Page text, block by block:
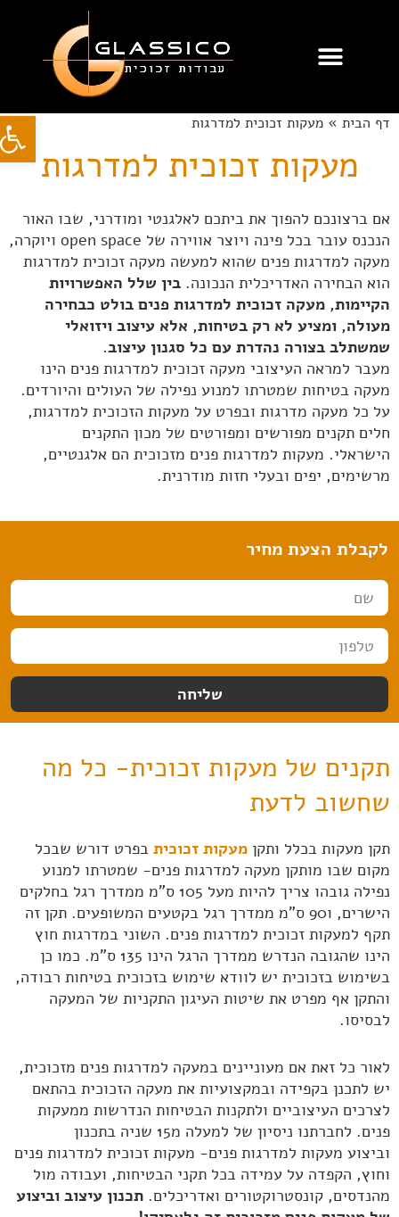
דף הבית» מעקות זכוכית למדרגות
מעקות זכוכית למדרגות
אם ברצונכם להפוך את ביתכם לאלגנטי ומודרני, שבו האור
הנכנס עובר בכל פינה ויוצר אווירה של open space ויוקרה,
מעקה למדרגות פנים שהוא למעשה מעקה זכוכית למדרגות
הוא הבחירה האדריכלית הנכונה. בין שלל האפשרויות
הקיימות, מעקה זכוכית למדרגות פנים בולט כבחירה
מעולה, ומציע לא רק בטיחות, אלא עיצוב ויזואלי
שמשתלב בצורה נהדרת עם כל סגנון עיצוב.
מעבר למראה העיצובי מעקה זכוכית למדרגות פנים הינו
מעקה בטיחות שמטרתו למנוע נפילה של העולים והיורדים.
על כל מעקה מדרגות ובפרט על מעקות הזכוכית למדרגות,
חלים תקנים מפורשים ומפורטים של מכון התקנים
הישראלי. מעקות למדרגות פנים מזכוכית הם אלגנטיים,
מרשימים, יפים ובעלי חזות מודרנית.
לקבלת הצעת מחיר
ש
ם
ט
ל
פ
ן
שליחה
תקנים של מעקות זכוכית- כל מה
שחשוב לדעת
תקן מעקות בכלל ותקן מעקות זכוכית בפרט דורש שבכל
מקום שבו מותקן מעקה למדרגות פנים- שמטרתו למנוע
נפילה גובהו צריך להיות מעל 105 ס"מ ממדרך רגל בחלקים
הישרים, ו90 ס"מ ממדרך רגל בקטעים המשופעים. תקן זה
תקף למעקות זכוכית למדרגות פנים. השוני במדרגות חוץ
הינו שהגובה הנדרש ממדרך הרגל הינו 135 ס"מ. כמו כן
בשימוש בזכוכית יש לוודא שימוש בזכוכית בטיחות רבודה,
והתקן אף מפרט את שיטות העיגון התקניות של המעקה
לבסיסו.
לאור כל זאת אם מעוניינים במעקה למדרגות פנים מזכוכית,
יש לתכנן בקפידה ובמקצועיות את מעקה הזכוכית בהתאם
לצרכים העיצוביים ולתקנות הבטיחות הנדרשות ממעקות
פנים. לחברתנו ניסיון של למעלה מ15 שניה בתכנון
וביצועמעקות למדרגות פנים- מעקות זכוכית למדרגות פנים
וחוץ, הקפדה על עמידה בכל תקני הבטיחות, ועבודה מול
מהנדסים, קונסטרוקטורים ואדריכלים. תכנון עיצוב וביצוע
פתח